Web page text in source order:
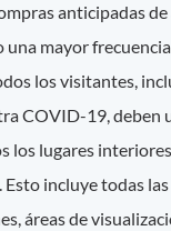
anticipadas
mayor
los visitantes,
COVID-19, deben
los lugares
Esto incluye todas
áreas de